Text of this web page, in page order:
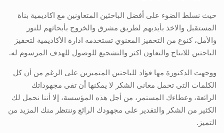
حيث نسلط الضوء على أفضل الباحثين المتعاونين مع اكاديمية بناة
المستقبل والاخذ بأيديهم لطريق مشرق والخروج بأبحاثهم للنور
والأمل، كنوع من التحفيز المعنوي تستخدمه ادارة الأكاديمية لتحفيز
الباحثين للانتاج والتعاون اكثر والتشجيع للوصول للهدف المرسوم له.
ووجهت الدكتورة مها فؤاد للباحثين المتميزين على الرغم من أن كل
الكلمات التى تحمل معانى الشكر لا يمكنها أن تفى مجهوداتك
الرائعة، وعطاءك المستمر، من أجل هذه المؤسسة، إلا أننا نحمل لك
الكثير من الشكر والتقدير على مجهودك الرائع وننتظر منك المزيد من
التميز.